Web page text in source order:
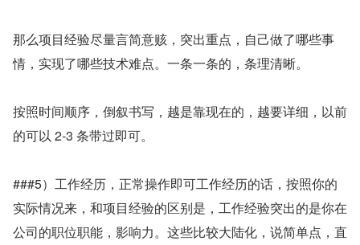
那么项目经验尽量言简意赅，突出重点，自己做了哪些事
情，实现了哪些技术难点。一条一条的，条理清晰。
按照时间顺序，倒叙书写，越是靠现在的，越要详细，以前
的可以 2-3 条带过即可。
###5）工作经历，正常操作即可工作经历的话，按照你的
实际情况来，和项目经验的区别是，工作经验突出的是你在
公司的职位职能，影响力。这些比较大陆化，说简单点，直